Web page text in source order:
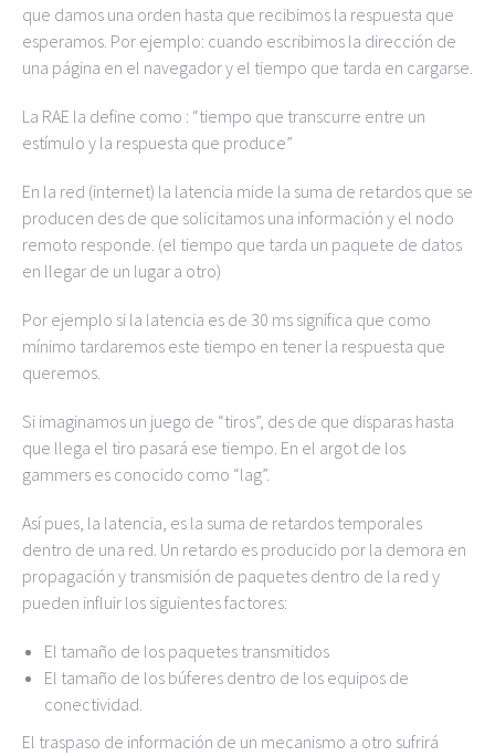
que damos una orden hasta que recibimos la respuesta que
esperamos. Por ejemplo: cuando escribimos la dirección de
una página en el navegador y el tiempo que tarda en cargarse.
La RAE la define como : “tiempo que transcurre entre un
estímulo y la respuesta que produce”
En la red (internet) la latencia mide la suma de retardos que se
producen des de que solicitamos una información y el nodo
remoto responde. (el tiempo que tarda un paquete de datos
en llegar de un lugar a otro)
Por ejemplo si la latencia es de 30 ms significa que como
mínimo tardaremos este tiempo en tener la respuesta que
queremos.
Si imaginamos un juego de “tiros”, des de que disparas hasta
que llega el tiro pasará ese tiempo. En el argot de los
gammers es conocido como “lag”.
Así pues, la latencia, es la suma de retardos temporales
dentro de una red. Un retardo es producido por la demora en
propagación y transmisión de paquetes dentro de la red y
pueden influir los siguientes factores:
El tamaño de los paquetes transmitidos
El tamaño de los búferes dentro de los equipos de
conectividad.
El traspaso de información de un mecanismo a otro sufrirá